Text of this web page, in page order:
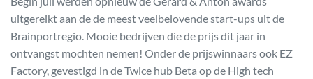
uitgereikt aan de de meest veelbelovende start-ups uit de
Brainportregio. Mooie bedrijven die de prijs dit jaar in
ontvangst mochten nemen! Onder de prijswinnaars ook EZ
Factory, gevestigd in de Twice hub Beta op de High tech